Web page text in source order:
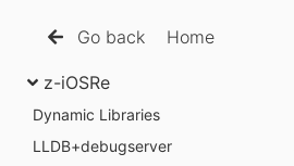
Go back Home
z-iOSRe
Dynamic Libraries
LLDB+debugserver